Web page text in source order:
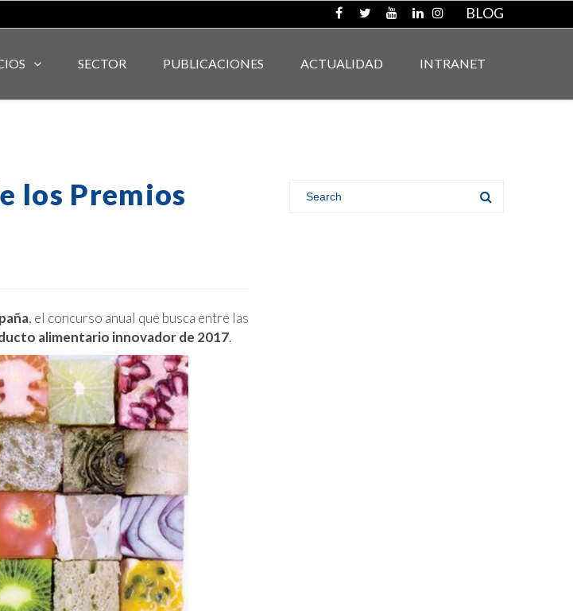
BLOG
SECTOR PUBLICACIONES ACTUALIDAD INTRANET
los Premios
, el concurso anual que busca entre las
alimentario innovador de 2017.